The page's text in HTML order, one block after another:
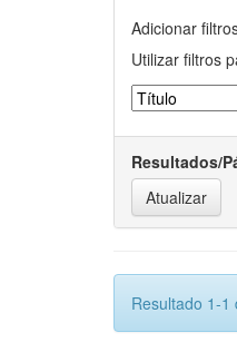
Adicionar
Utilizar filtros
Resultados/
Resultado 1-1